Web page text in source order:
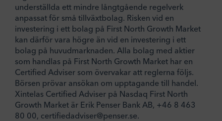
underställda ett mindre långtgående regelverk
anpassat för små tillväxtbolag. Risken vid en
investering i ett bolag på First North Growth Market
kan därför vara högre än vid en investering i ett
bolag på huvudmarknaden. Alla bolag med aktier
som handlas på First North Growth Market har en
Certified Adviser som övervakar att reglerna följs.
Börsen prövar ansökan om upptagande till handel.
Xintelas Certified Adviser på Nasdaq First North
Growth Market är Erik Penser Bank AB, +46 8 463
80 00, certifiedadviser@penser.se.